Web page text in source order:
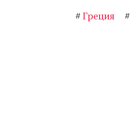
#Греция #